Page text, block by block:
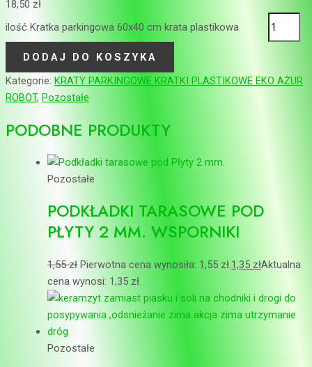
18,50 zł
ilość Kratka parkingowa 60x40 cm krata plastikowa
DODAJ DO KOSZYKA
Kategorie: KRATY PARKINGOWE KRATKI PLASTIKOWE EKO AŻUR
ROBOT, Pozostałe
PODOBNE PRODUKTY
Pozostałe
PODKŁADKI TARASOWE POD
PŁYTY 2 MM. WSPORNIKI
1,55zł Pierwotna cena wynosiła: 1,55 zł. 1,35 złAktualna
cena wynosi: 1,35 zł.
Pozostałe